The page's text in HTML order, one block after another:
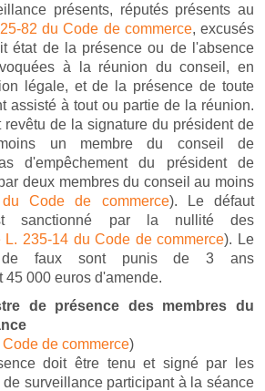
présents, réputés présents au
82 du Code de commerce, excusés
état de la présence ou de l'absence
à la réunion du conseil, en
légale, et de la présence de toute
assisté à tout ou partie de la réunion.
revêtu de la signature du président de
un membre du conseil de
d'empêchement du président de
deux membres du conseil au moins
Code de commerce). Le défaut
sanctionné par la nullité des
L. 235-14 du Code de commerce). Le
faux sont punis de 3 ans
45 000 euros d'amende.
de présence des membres du
de commerce)
doit être tenu et signé par les
surveillance participant à la séance